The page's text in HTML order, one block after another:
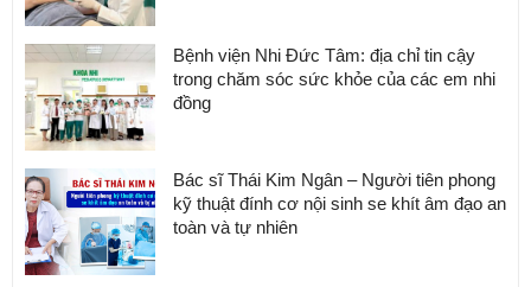
Bệnh viện Nhi Đức Tâm: địa chỉ tin cậy
trong chăm sóc sức khỏe của các em nhi
đồng
Bác sĩ Thái Kim Ngân – Người tiên phong
kỹ thuật đính cơ nội sinh se khít âm đạo an
toàn và tự nhiên